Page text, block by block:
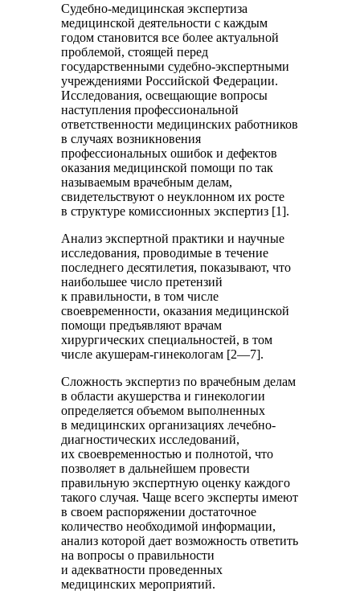
Судебно-медицинская экспертиза
медицинской деятельности с каждым
годом становится все более актуальной
проблемой, стоящей перед
государственными судебно-экспертными
учреждениями Российской Федерации.
Исследования, освещающие вопросы
наступления профессиональной
ответственности медицинских работников
в случаях возникновения
профессиональных ошибок и дефектов
оказания медицинской помощи по так
называемым врачебным делам,
свидетельствуют о неуклонном их росте
в структуре комиссионных экспертиз [1].
Анализ экспертной практики и научные
исследования, проводимые в течение
последнего десятилетия, показывают, что
наибольшее число претензий
к правильности, в том числе
своевременности, оказания медицинской
помощи предъявляют врачам
хирургических специальностей, в том
числе акушерам-гинекологам [2—7].
Сложность экспертиз по врачебным делам
в области акушерства и гинекологии
определяется объемом выполненных
в медицинских организациях лечебно-
диагностических исследований,
их своевременностью и полнотой, что
позволяет в дальнейшем провести
правильную экспертную оценку каждого
такого случая. Чаще всего эксперты имеют
в своем распоряжении достаточное
количество необходимой информации,
анализ которой дает возможность ответить
на вопросы о правильности
и адекватности проведенных
медицинских мероприятий.